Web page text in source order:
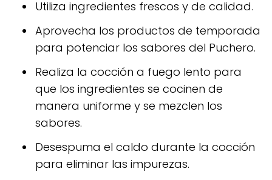
Utiliza ingredientes frescos y de calidad.
Aprovecha los productos de temporada
para potenciar los sabores del Puchero.
Realiza la cocción a fuego lento para
que los ingredientes se cocinen de
manera uniforme y se mezclen los
sabores.
Desespuma el caldo durante la cocción
para eliminar las impurezas.